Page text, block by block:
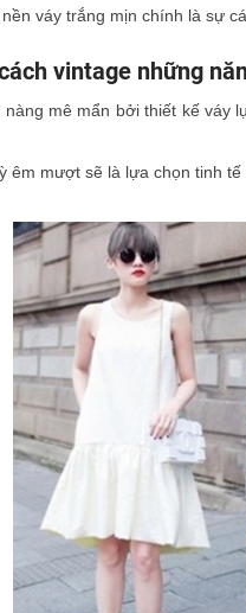
váy trắng mịn chính là sự
vintage những
mê mẩn bởi thiết kế
mượt sẽ là lựa chọn tinh